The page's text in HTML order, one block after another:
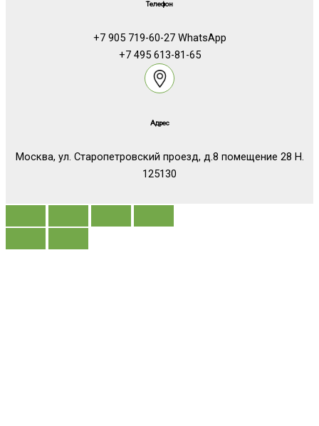
Телефон
+7 905 719-60-27 WhatsApp
+7 495 613-81-65
Адрес
Москва, ул. Старопетровский проезд, д.8 помещение 28 Н.
125130